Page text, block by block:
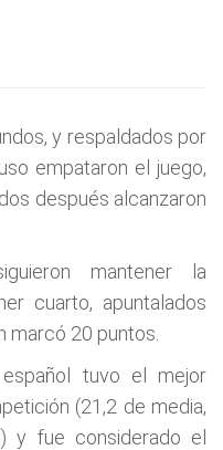
y respaldados por
empataron el juego,
después alcanzaron
mantener la
cuarto, apuntalados
marcó 20 puntos.
tuvo el mejor
(21,2 de media,
y fue considerado el